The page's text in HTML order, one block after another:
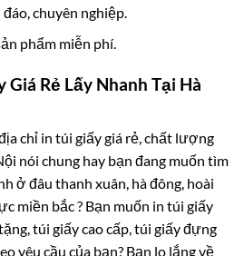
chuyên nghiệp.
phẩm miễn phí.
Giá Rẻ Lấy Nhanh Tại Hà
chỉ in túi giấy giá rẻ, chất lượng
nói chung hay bạn đang muốn tìm
ở đâu thanh xuân, hà đông, hoài
miền bắc ? Bạn muốn in túi giấy
túi giấy cao cấp, túi giấy đựng
yêu cầu của bạn? Bạn lo lắng về